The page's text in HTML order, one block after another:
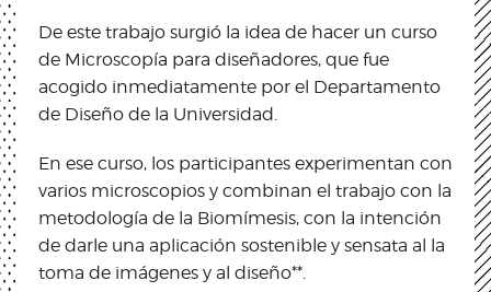
De este trabajo surgió la idea de hacer un curso
de Microscopía para diseñadores, que fue
acogido inmediatamente por el Departamento
de Diseño de la Universidad.
En ese curso, los participantes experimentan con
varios microscopios y combinan el trabajo con la
metodología de la Biomímesis, con la intención
de darle una aplicación sostenible y sensata al la
toma de imágenes y al diseño**.